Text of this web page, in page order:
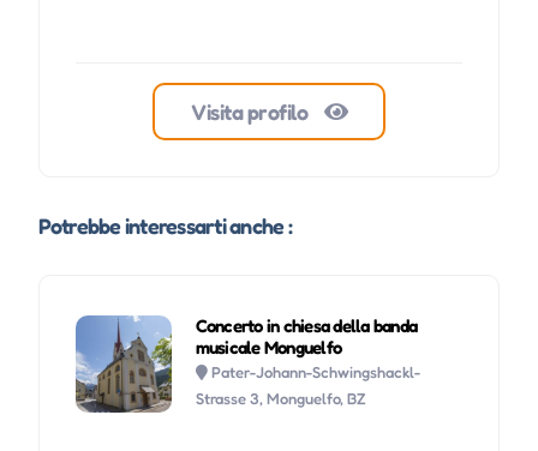
Visita profilo
Potrebbe interessarti anche :
Concerto in chiesa della banda
musicale Monguelfo
Pater-Johann-Schwingshackl-
Strasse 3, Monguelfo, BZ